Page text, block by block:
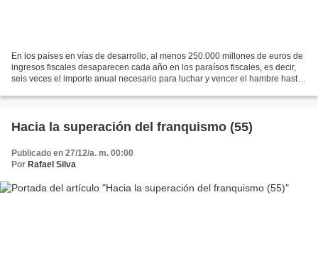
En los países en vías de desarrollo, al menos 250.000 millones de euros de
ingresos fiscales desaparecen cada año en los paraísos fiscales, es decir,
seis veces el importe anual necesario para luchar y vencer el hambre hasta
Hacia la superación del franquismo (55)
Publicado en 27/12/a. m. 00:00
Por Rafael Silva